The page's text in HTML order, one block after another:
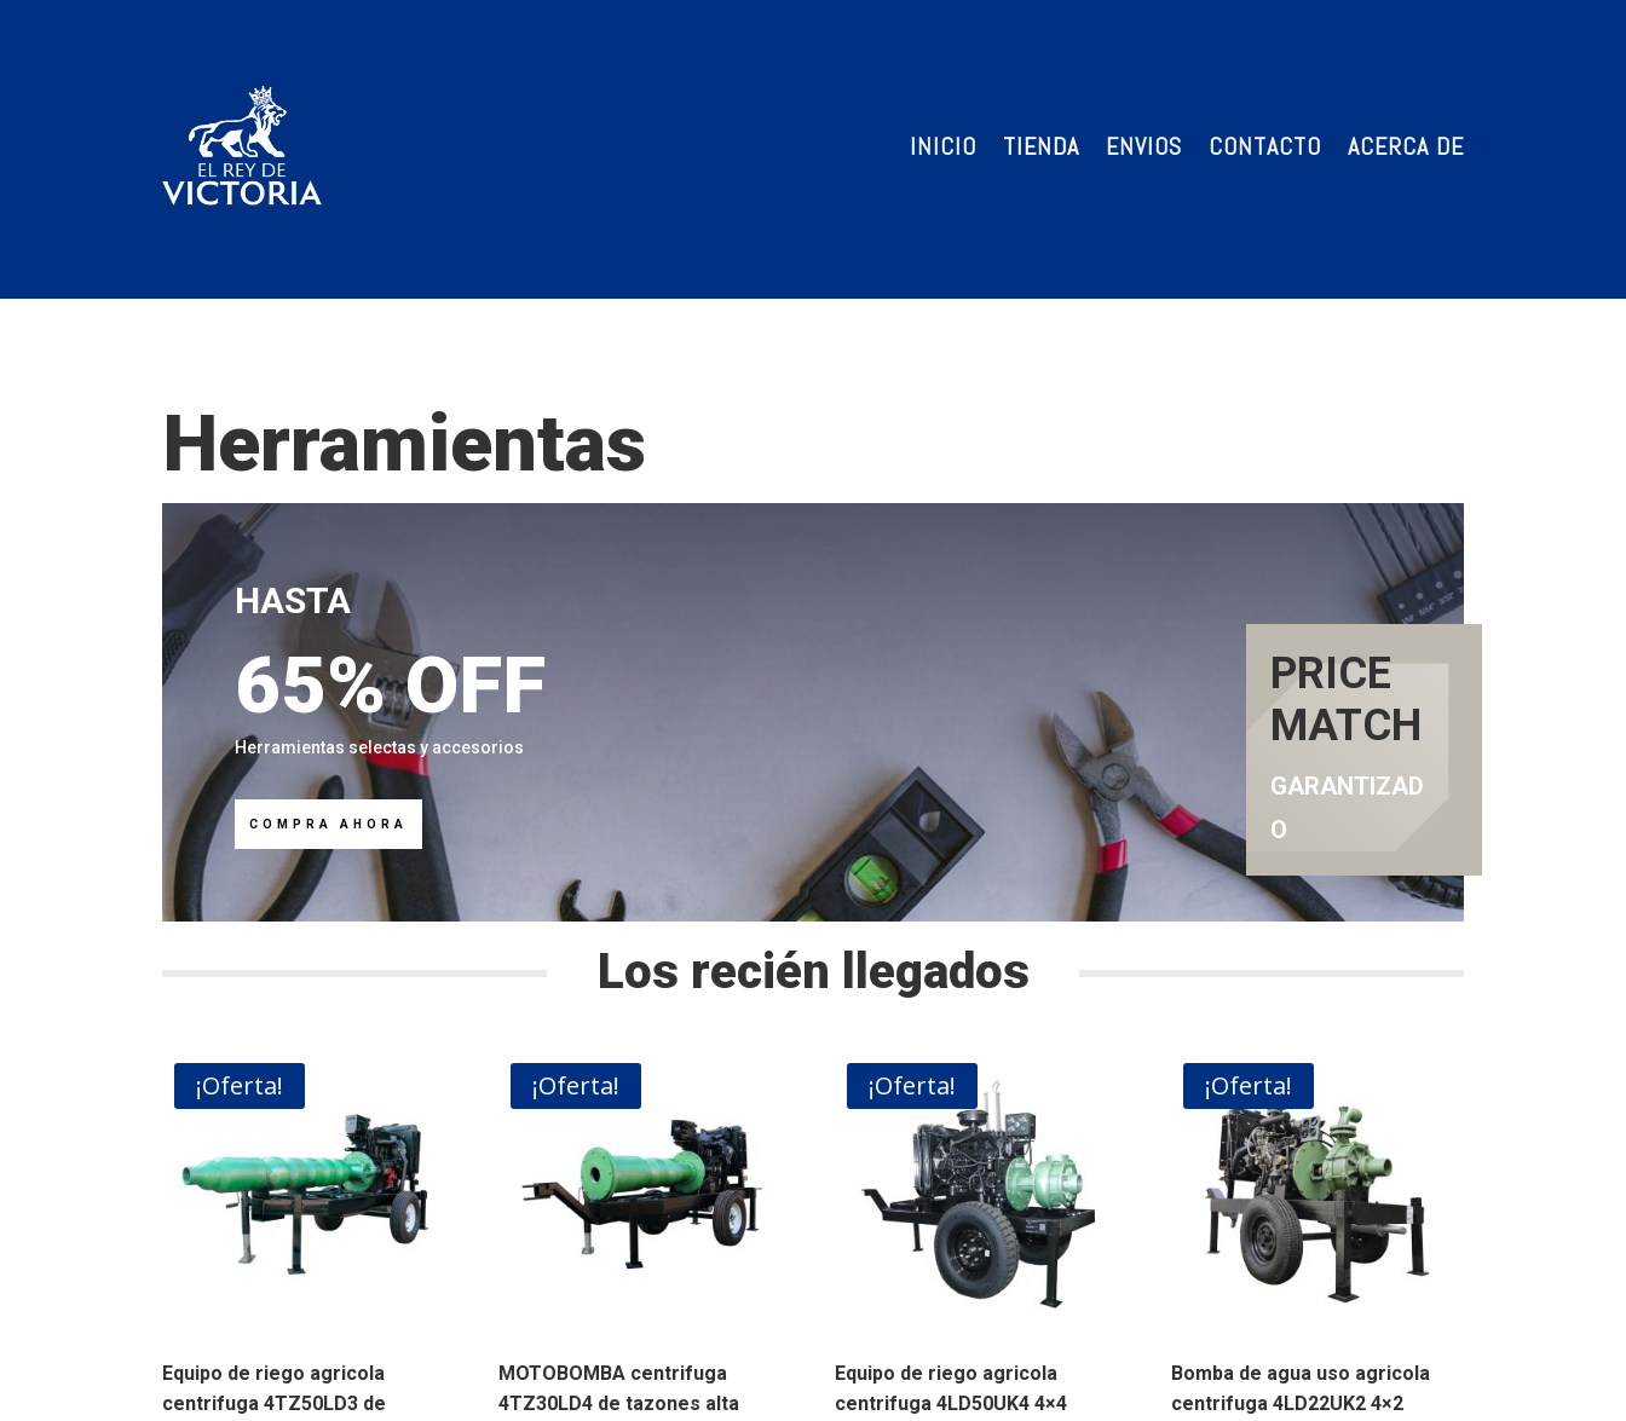
INICIO TIENDA ENVIOS CONTACTO ACERCA DE
Herramientas
HASTA
65% OFF
Herramientas selectas y accesorios
COMPRA AHORA
PRICE
MATCH
GARANTIZAD
O
Los recién llegados
¡Oferta!
Equipo de riego agricola
centrifuga 4TZ50LD3 de
¡Oferta!
MOTOBOMBA centrifuga
4TZ30LD4 de tazones alta
¡Oferta!
Equipo de riego agricola
centrifuga 4LD50UK4 4×4
¡Oferta!
Bomba de agua uso agricola
centrifuga 4LD22UK2 4×2